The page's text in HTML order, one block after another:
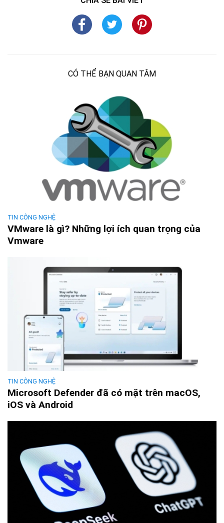
CÓ THỂ BẠN QUAN TÂM
TIN CÔNG NGHỆ
VMware là gì? Những lợi ích quan trọng của
Vmware
TIN CÔNG NGHỆ
Microsoft Defender đã có mặt trên macOS,
iOS và Android